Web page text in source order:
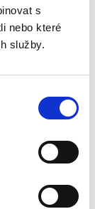
s
nebo které
služby.
části